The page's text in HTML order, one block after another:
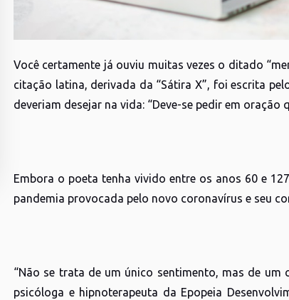
Você certamente já ouviu muitas vezes o ditado
citação latina, derivada da “Sátira X”, foi escrita
deveriam desejar na vida: “Deve-se pedir em oração
Embora o poeta tenha vivido entre os anos 60 e
pandemia provocada pelo novo coronavírus e seu
“Não se trata de um único sentimento, mas de
psicóloga e hipnoterapeuta da Epopeia